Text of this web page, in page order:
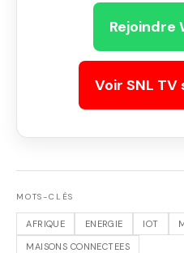
Rejoindre
Voir SNL TV
MOTS-CLÉS
AFRIQUE ENERGIE IOT
MAISONS CONNECTEES